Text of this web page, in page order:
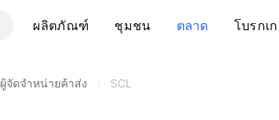
ผลิตภัณฑ์ ชุมชน ตลาด โบรกเ
ผู้จัดจำหน่ายค้าส่ง SCL